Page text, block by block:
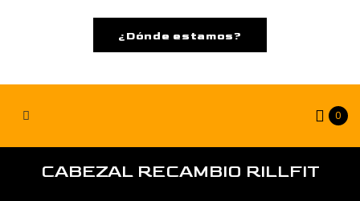
¿Dónde estamos?
0
CABEZAL RECAMBIO RILLFIT